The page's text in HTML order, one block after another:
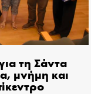
τη Σάντα
μνήμη και